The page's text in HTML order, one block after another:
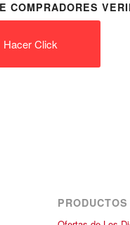
COMPRADORES
Hacer Click